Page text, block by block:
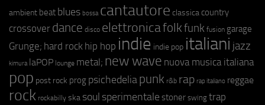
ambient beat blues bossa cantautore classica country
crossover dance disco elettronicafolkfunk fusion garage
Grunge; hard rock hip hop indie indie pop italiani jazz
kimura laPOP lounge metal; new wave nuova musica italiana
pop post rock prog psichedeliapunk r&b rap rap italiano reggae
rock rockabilly ska soul sperimentale stoner swing trap